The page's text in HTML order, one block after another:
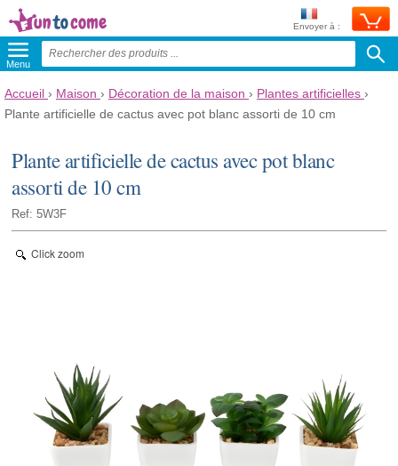
Envoyer à :
Menu
Accueil › Maison › Décoration de la maison › Plantes artificielles ›
Plante artificielle de cactus avec pot blanc assorti de 10 cm
Plante artificielle de cactus avec pot blanc
assorti de 10 cm
Ref: 5W3F
Click zoom